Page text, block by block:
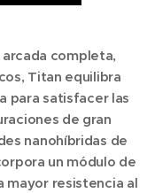
completa,
Titan equilibra
para satisfacer las
de gran
nanohíbridas de
un módulo de
mayor resistencia al